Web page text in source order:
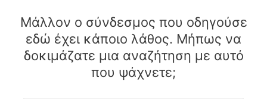
Μάλλον ο σύνδεσμος που οδηγούσε
εδώ έχει κάποιο λάθος. Μήπως να
δοκιμάζατε μια αναζήτηση με αυτό
που ψάχνετε;